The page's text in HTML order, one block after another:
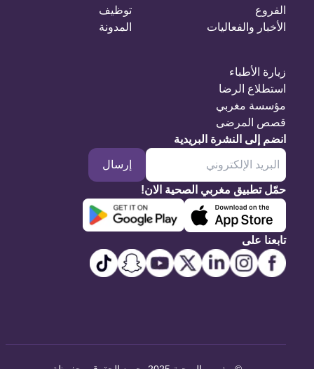
الفروع
الأخبار والفعاليات
توظيف
المدونة
زيارة الأطباء
استطلاع الرضا
مؤسسة مغربي
قصص المرضى
انضم إلى النشرة البريدية
إرسال
حمّل تطبيق مغربي الصحية الان!
تابعنا على